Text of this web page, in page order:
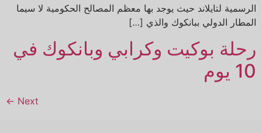
الرسمية لتايلاند حيث يوجد بها معظم المصالح الحكومية لا سيما
المطار الدولي ببانكوك والذي […]
رحلة بوكيت وكرابي وبانكوك في
10 يوم
Next
←